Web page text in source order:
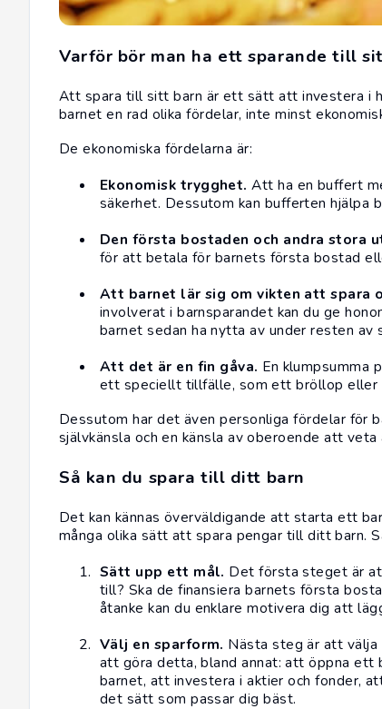
Varför bör man ha ett sparande till
Att spara till sitt barn är ett sätt att investera i
barnet en rad olika fördelar, inte minst
De ekonomiska fördelarna är:
Ekonomisk trygghet. Att ha en buffert
säkerhet. Dessutom kan bufferten hjälpa
Den första bostaden och andra stora
för att betala för barnets första bostad
Att barnet lär sig om vikten att spara
involverat i barnsparandet kan du ge
barnet sedan ha nytta av under resten av
Att det är en fin gåva. En klumpsumma
ett speciellt tillfälle, som ett bröllop eller
Dessutom har det även personliga fördelar för
självkänsla och en känsla av oberoende att
Så kan du spara till ditt barn
Det kan kännas överväldigande att starta ett
många olika sätt att spara pengar till ditt barn.
Sätt upp ett mål. Det första steget är
till? Ska de finansiera barnets första
åtanke kan du enklare motivera dig att
Välj en sparform. Nästa steg är att
att göra detta, bland annat: att öppna ett
barnet, att investera i aktier och fonder,
det sätt som passar dig bäst.